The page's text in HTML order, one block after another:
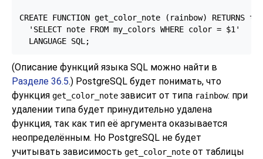
CREATE FUNCTION get_color_note (rainbow) RETURNS
  'SELECT note FROM my_colors WHERE color = $1'
  LANGUAGE SQL;
(Описание функций языка SQL можно найти в
Разделе 36.5.) PostgreSQL будет понимать, что
функция get_color_note зависит от типа rainbow: при
удалении типа будет принудительно удалена
функция, так как тип её аргумента оказывается
неопределённым. Но PostgreSQL не будет
учитывать зависимость get_color_note от таблицы